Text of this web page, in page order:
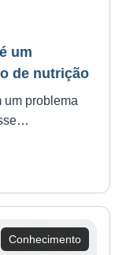
um
de nutrição
um problema
Conhecimento